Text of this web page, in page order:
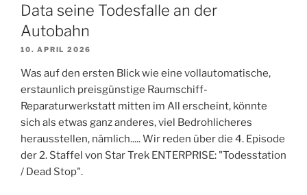
Data seine Todesfalle an der
Autobahn
10. APRIL 2026
Was auf den ersten Blick wie eine vollautomatische,
erstaunlich preisgünstige Raumschiff-
Reparaturwerkstatt mitten im All erscheint, könnte
sich als etwas ganz anderes, viel Bedrohlicheres
herausstellen, nämlich..... Wir reden über die 4. Episode
der 2. Staffel von Star Trek ENTERPRISE: "Todesstation
/ Dead Stop".